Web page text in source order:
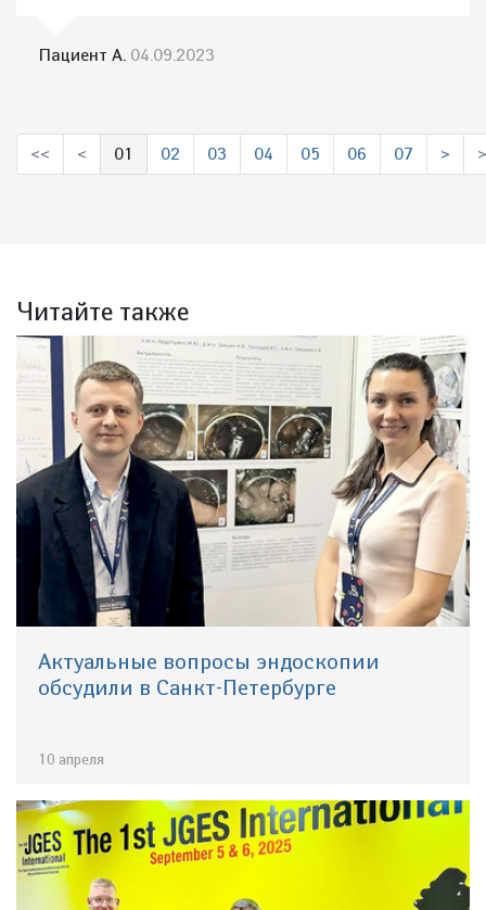
Пациент А. 04.09.2023
<< <
01
02 03 04 05 06 07 >
Читайте также
Актуальные вопросы эндоскопии
обсудили в Санкт-Петербурге
10 апреля